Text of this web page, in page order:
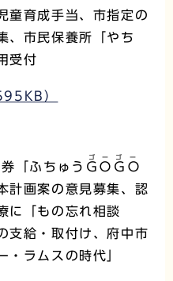
童育成手当、市指定の
、市民保養所「やち
受付
）
「ふちゅう ＧＯＧＯ
ゴーゴー
計画案の意見募集、認
に「もの忘れ相談
支給・取付け、府中市
・ラムスの時代」